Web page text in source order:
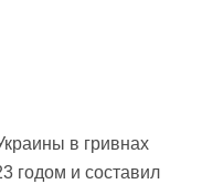
в гривнах
годом и составил